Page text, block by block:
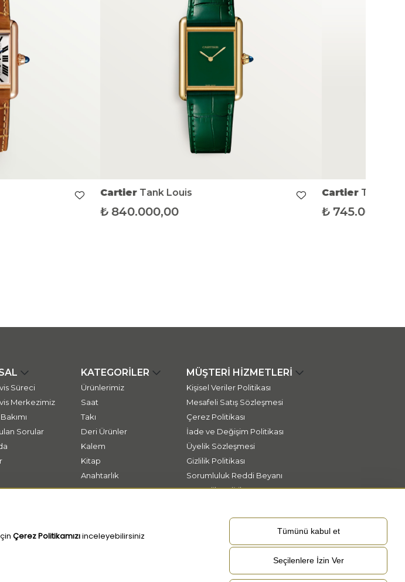
Cartier Tank Louis
₺ 840.000,00
Cartier Tank
₺ 745.000,00
Süreci
Merkezimiz
Sorular
KATEGORİLER
Ürünlerimiz
Saat
Takı
Deri Ürünler
Kalem
Kitap
Anahtarlık
MÜŞTERİ HİZMETLERİ
Kişisel Veriler Politikası
Mesafeli Satış Sözleşmesi
Çerez Politikası
İade ve Değişim Politikası
Üyelik Sözleşmesi
Gizlilik Politikası
Sorumluluk Reddi Beyanı
Güvenlik Politikası
Çerez Politikamızıinceleyebilirsiniz
Seçilenlere İzin Ver
Tümünü kabul et